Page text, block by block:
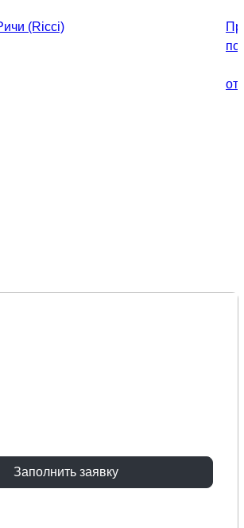
(Ricci)
от
под ваш интерьер?
Заполнить заявку